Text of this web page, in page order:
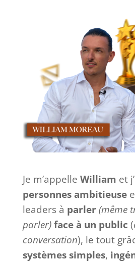
Je m’appelle William et
personnes ambitieuse
leaders à parler (même
parler) face à un public (
conversation), le tout
systèmes simples,